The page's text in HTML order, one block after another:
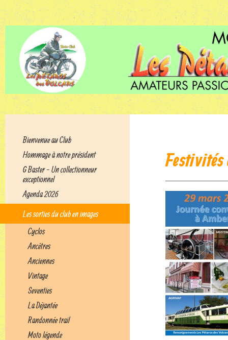
Bienvenue au Club
Hommage à notre président
G Baster - Un collectionneur
exceptionnel
Agenda 2026
Les sorties du club en images
Cyclos
Ancêtres
Anciennes
Vintage
Seventies
La Déjantée
Randonnée trail
Moto légende
Festivités